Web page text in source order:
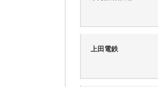
上田電鉄